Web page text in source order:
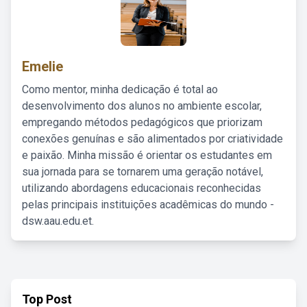
Emelie
Como mentor, minha dedicação é total ao
desenvolvimento dos alunos no ambiente escolar,
empregando métodos pedagógicos que priorizam
conexões genuínas e são alimentados por criatividade
e paixão. Minha missão é orientar os estudantes em
sua jornada para se tornarem uma geração notável,
utilizando abordagens educacionais reconhecidas
pelas principais instituições acadêmicas do mundo -
dsw.aau.edu.et.
Top Post